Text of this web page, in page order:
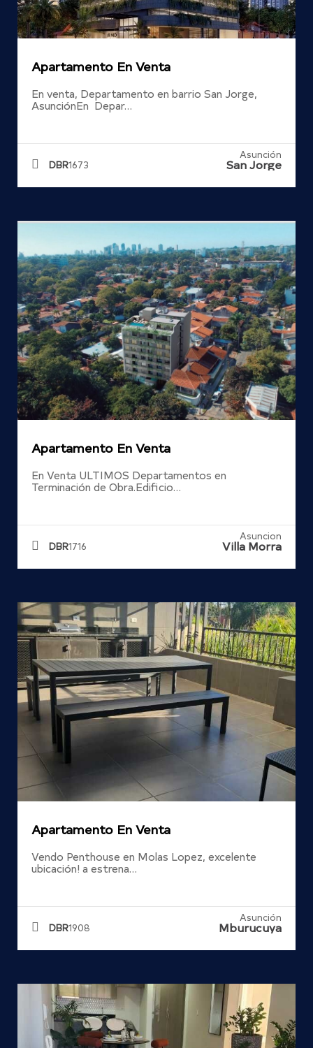
Apartamento En Venta
En venta, Departamento en barrio San Jorge,
AsunciónEn Depar…
DBR1673
Asunción
San Jorge
Apartamento En Venta
En Venta ULTIMOS Departamentos en
Terminación de Obra.Edificio…
DBR1716
Asuncion
Villa Morra
Apartamento En Venta
Vendo Penthouse en Molas Lopez, excelente
ubicación! a estrena…
DBR1908
Asunción
Mburucuya